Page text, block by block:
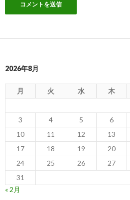
2026年8月
月 火 水 木
3
4 5 6
10
11 12 13
17
18 19 20
24
25 26 27
31
« 2月